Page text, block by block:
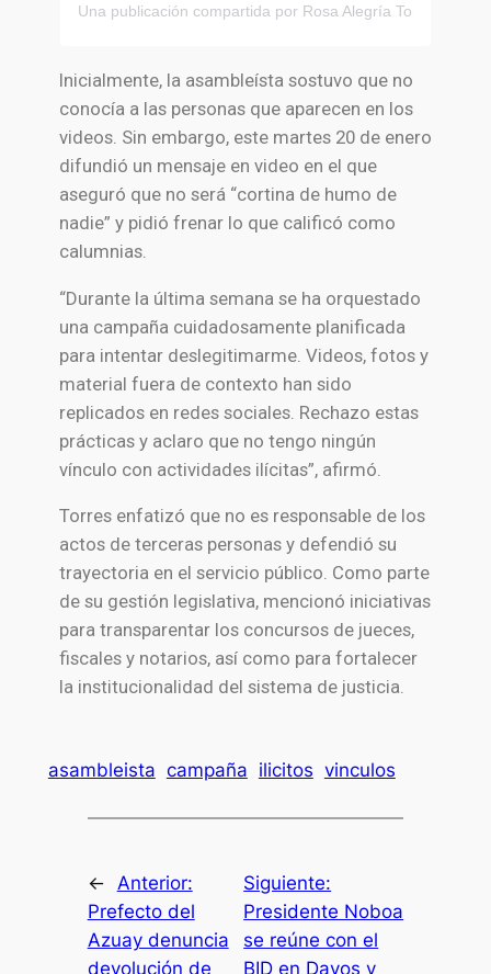
Una publicación compartida por Rosa Alegría Torres
Inicialmente, la asambleísta sostuvo que no
conocía a las personas que aparecen en los
videos. Sin embargo, este martes 20 de enero
difundió un mensaje en video en el que
aseguró que no será “cortina de humo de
nadie” y pidió frenar lo que calificó como
calumnias.
“Durante la última semana se ha orquestado
una campaña cuidadosamente planificada
para intentar deslegitimarme. Videos, fotos y
material fuera de contexto han sido
replicados en redes sociales. Rechazo estas
prácticas y aclaro que no tengo ningún
vínculo con actividades ilícitas”, afirmó.
Torres enfatizó que no es responsable de los
actos de terceras personas y defendió su
trayectoria en el servicio público. Como parte
de su gestión legislativa, mencionó iniciativas
para transparentar los concursos de jueces,
fiscales y notarios, así como para fortalecer
la institucionalidad del sistema de justicia.
asambleista campaña ilicitos vinculos
← Anterior:
Prefecto del
Azuay denuncia
devolución de
Siguiente:
Presidente Noboa
se reúne con el
BID en Davos y